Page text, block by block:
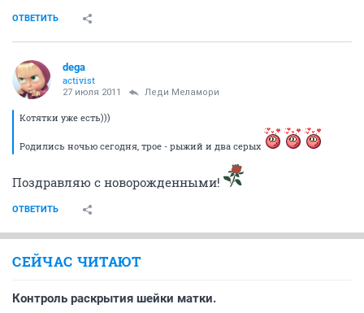
ОТВЕТИТЬ
dega
activist
27 июля 2011 Леди Меламори
Котятки уже есть)))
Родились ночью сегодня, трое - рыжий и два серых
Поздравляю с новорожденными!
ОТВЕТИТЬ
СЕЙЧАС ЧИТАЮТ
Контроль раскрытия шейки матки.